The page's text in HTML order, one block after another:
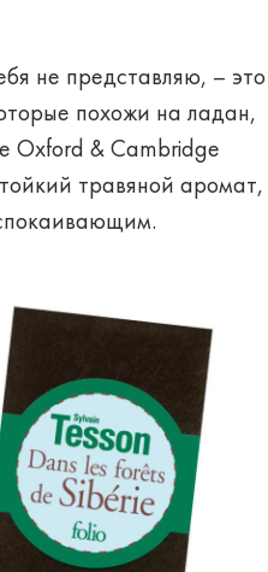
не представляю, – это
похожи на ладан,
Oxford & Cambridge
травяной аромат,